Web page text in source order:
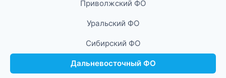
Приволжский ФО
Уральский ФО
Сибирский ФО
Дальневосточный ФО